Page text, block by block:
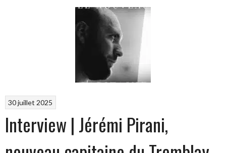
30 juillet 2025
Interview | Jérémi Pirani,